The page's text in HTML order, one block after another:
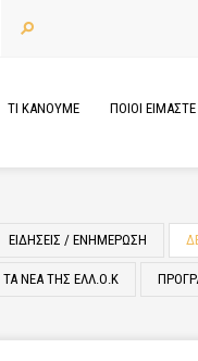
ΤΙ ΚΑΝΟΥΜΕ ΠΟΙΟΙ ΕΙΜΑΣΤΕ
ΕΙΔΗΣΕΙΣ / ΕΝΗΜΕΡΩΣΗ
ΤΑ ΝΕΑ ΤΗΣ ΕΛΛ.Ο.Κ